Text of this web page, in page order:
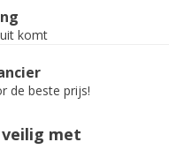
komt
de beste prijs!
met